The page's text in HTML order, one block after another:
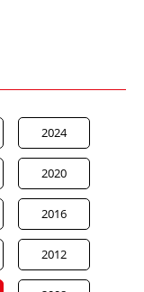
2024
2020
2016
2012